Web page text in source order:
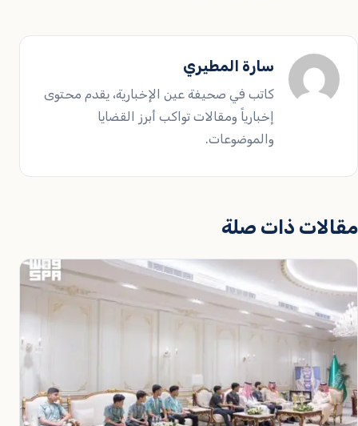
سارة المطيري
كاتب في صحيفة عين الإخبارية، يقدم محتوى
إخبارياً ومقالات تواكب أبرز القضايا
والموضوعات.
مقالات ذات صلة